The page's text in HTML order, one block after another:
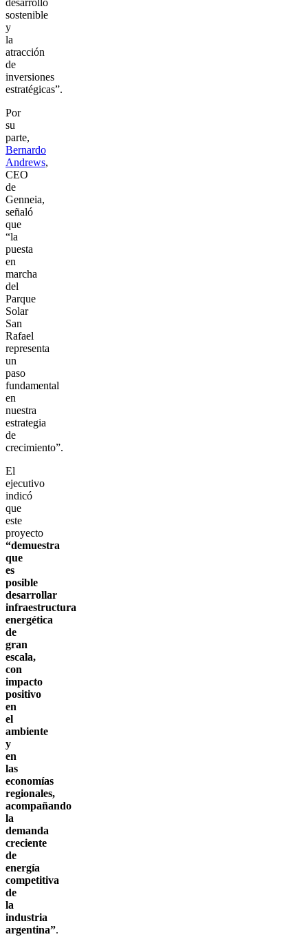
desarrollo
sostenible
y
la
atracción
de
inversiones
estratégicas”.
Por
su
parte,
Bernardo
Andrews,
CEO
de
Genneia,
señaló
que
“la
puesta
en
marcha
del
Parque
Solar
San
Rafael
representa
un
paso
fundamental
en
nuestra
estrategia
de
crecimiento”.
El
ejecutivo
indicó
que
este
proyecto
“demuestra
que
es
posible
desarrollar
infraestructura
energética
de
gran
escala,
con
impacto
positivo
en
el
ambiente
y
en
las
economías
regionales,
acompañando
la
demanda
creciente
de
energía
competitiva
de
la
industria
argentina”.